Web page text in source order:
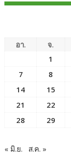
อา. จ.
1
7
8
14
15
21
22
28
29
« มิ.ย. ส.ค. »